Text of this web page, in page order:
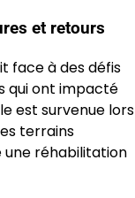
et retours
face à des défis
qui ont impacté
est survenue lors
terrains
une réhabilitation